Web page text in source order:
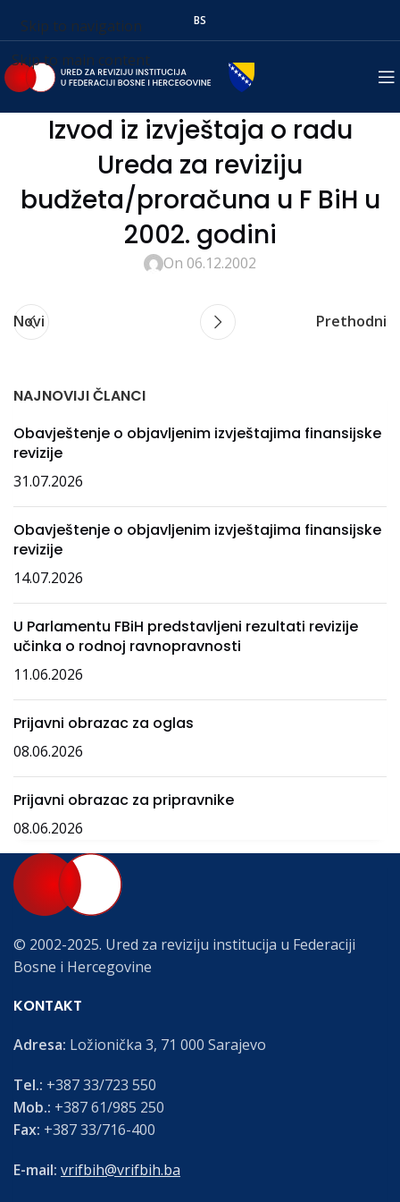
Skip to navigation
Skip to main content
BS
Izvod iz izvještaja o radu
Ureda za reviziju
budžeta/proračuna u F BiH u
2002. godini
On 06.12.2002
Novi Prethodni
NAJNOVIJI ČLANCI
Obavještenje o objavljenim izvještajima finansijske
revizije
31.07.2026
Obavještenje o objavljenim izvještajima finansijske
revizije
14.07.2026
U Parlamentu FBiH predstavljeni rezultati revizije
učinka o rodnoj ravnopravnosti
11.06.2026
Prijavni obrazac za oglas
08.06.2026
Prijavni obrazac za pripravnike
08.06.2026
© 2002-2025. Ured za reviziju institucija u Federaciji
Bosne i Hercegovine
KONTAKT
Adresa: Ložionička 3, 71 000 Sarajevo
Tel.: +387 33/723 550
Mob.: +387 61/985 250
Fax: +387 33/716-400
E-mail: vrifbih@vrifbih.ba